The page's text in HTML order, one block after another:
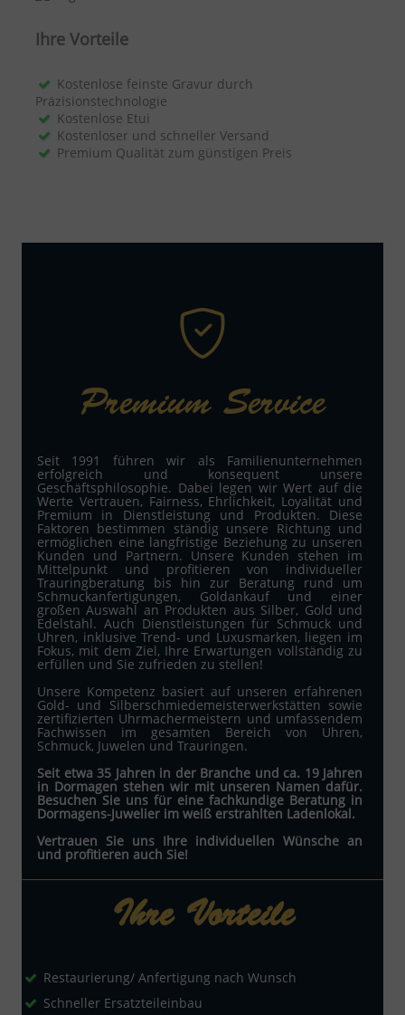
Ihre Vorteile
Kostenlose feinste Gravur durch
Präzisionstechnologie
Kostenlose Etui
Kostenloser und schneller Versand
Premium Qualität zum günstigen Preis
Premium Service
Seit 1991 führen wir als Familienunternehmen
erfolgreich und konsequent unsere
Geschäftsphilosophie. Dabei legen wir Wert auf die
Werte Vertrauen, Fairness, Ehrlichkeit, Loyalität und
Premium in Dienstleistung und Produkten. Diese
Faktoren bestimmen ständig unsere Richtung und
ermöglichen eine langfristige Beziehung zu unseren
Kunden und Partnern. Unsere Kunden stehen im
Mittelpunkt und profitieren von individueller
Trauringberatung bis hin zur Beratung rund um
Schmuckanfertigungen, Goldankauf und einer
großen Auswahl an Produkten aus Silber, Gold und
Edelstahl. Auch Dienstleistungen für Schmuck und
Uhren, inklusive Trend- und Luxusmarken, liegen im
Fokus, mit dem Ziel, Ihre Erwartungen vollständig zu
erfüllen und Sie zufrieden zu stellen!
Unsere Kompetenz basiert auf unseren erfahrenen
Gold- und Silberschmiedemeisterwerkstätten sowie
zertifizierten Uhrmachermeistern und umfassendem
Fachwissen im gesamten Bereich von Uhren,
Schmuck, Juwelen und Trauringen.
Seit etwa 35 Jahren in der Branche und ca. 19 Jahren
in Dormagen stehen wir mit unseren Namen dafür.
Besuchen Sie uns für eine fachkundige Beratung in
Dormagens-Juwelier im weiß erstrahlten Ladenlokal.
Vertrauen Sie uns Ihre individuellen Wünsche an
und profitieren auch Sie!
Ihre Vorteile
Restaurierung/ Anfertigung nach Wunsch
Schneller Ersatzteileinbau